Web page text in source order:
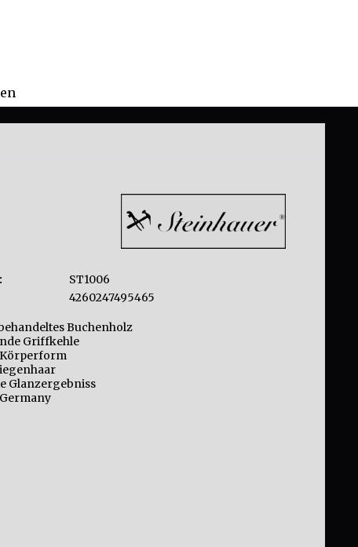
ST1006
4260247495465
Buchenholz
Griffkehle
Glanzergebniss